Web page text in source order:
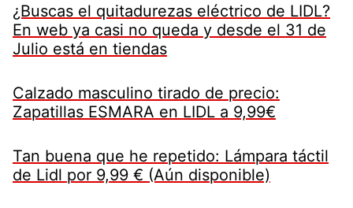
¿Buscas el quitadurezas eléctrico de LIDL?
En web ya casi no queda y desde el 31 de
Julio está en tiendas
Calzado masculino tirado de precio:
Zapatillas ESMARA en LIDL a 9,99€
Tan buena que he repetido: Lámpara táctil
de Lidl por 9,99 € (Aún disponible)